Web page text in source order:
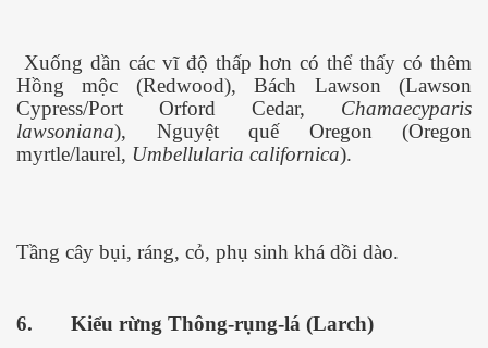
Xuống dần các vĩ độ thấp hơn có thể thấy có thêm
Hồng mộc (Redwood), Bách Lawson (Lawson
Cypress/Port Orford Cedar, Chamaecyparis
lawsoniana), Nguyệt quế Oregon (Oregon
myrtle/laurel, Umbellularia californica).
Tầng cây bụi, ráng, cỏ, phụ sinh khá dồi dào.
6.
Kiểu rừng Thông-rụng-lá (Larch)